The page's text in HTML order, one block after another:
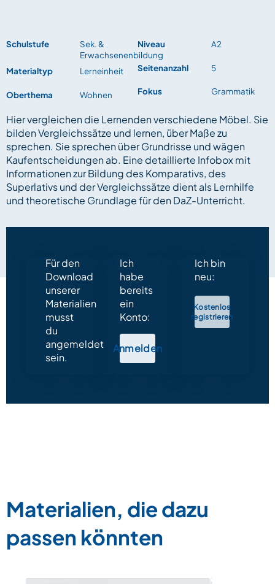
Schulstufe
Sek. &
Erwachsenenbildung
Materialtyp
Lerneinheit
Oberthema Wohnen
Niveau A2
Seitenanzahl 5
Fokus Grammatik
Hier vergleichen die Lernenden verschiedene Möbel. Sie
bilden Vergleichssätze und lernen, über Maße zu
sprechen. Sie sprechen über Grundrisse und wägen
Kaufentscheidungen ab. Eine detaillierte Infobox mit
Informationen zur Bildung des Komparativs, des
Superlativs und der Vergleichssätze dient als Lernhilfe
und theoretische Grundlage für den DaZ-Unterricht.
Für den
Download
unserer
Materialien
musst
du
angemeldet
sein.
Ich
habe
bereits
ein
Konto:
Anmelden
Ich bin
neu:
Kostenlos
registrieren
Materialien, die dazu
passen könnten